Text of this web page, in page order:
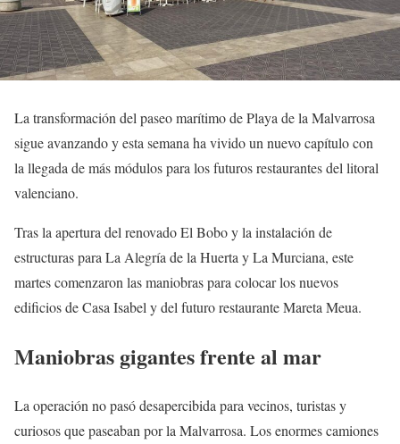
La transformación del paseo marítimo de Playa de la Malvarrosa
sigue avanzando y esta semana ha vivido un nuevo capítulo con
la llegada de más módulos para los futuros restaurantes del litoral
valenciano.
Tras la apertura del renovado El Bobo y la instalación de
estructuras para La Alegría de la Huerta y La Murciana, este
martes comenzaron las maniobras para colocar los nuevos
edificios de Casa Isabel y del futuro restaurante Mareta Meua.
Maniobras gigantes frente al mar
La operación no pasó desapercibida para vecinos, turistas y
curiosos que paseaban por la Malvarrosa. Los enormes camiones